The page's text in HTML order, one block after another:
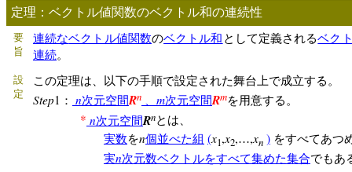
定理：ベクトル値関数のベクトル和の連続性
要
旨
連続なベクトル値関数のベクトル和 として定義されるベク
連続。
設
定
この定理は、以下の手順で設定された舞台上で成立する。
Step1 ： n次元空間Rn m次元空間Rmを用意する。
* n次元空間Rnとは、
実数をn個並べた組 (x1,x2,…,xn ) をすべてあつ
実n次元数ベクトルをすべて集めた集合でもあ